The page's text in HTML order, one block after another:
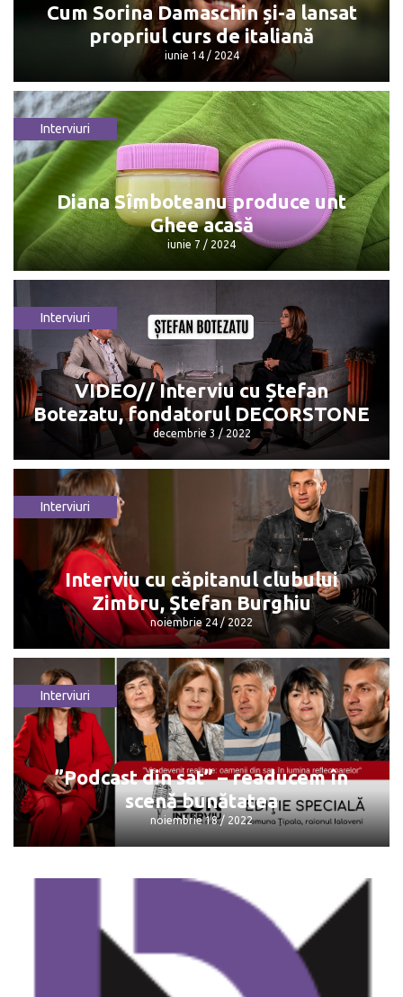
Cum Sorina Damaschin și-a lansat
propriul curs de italiană
iunie 14 / 2024
Cum Sorina Damaschin și-a lansat
propriul curs de italiană
iunie 14 / 2024
Interviuri
Diana Sîmboteanu produce unt
Ghee acasă
iunie 7 / 2024
Diana Sîmboteanu produce unt Ghee
acasă
iunie 7 / 2024
Interviuri
VIDEO// Interviu cu Ștefan
Botezatu, fondatorul DECORSTONE
decembrie 3 / 2022
VIDEO// Interviu cu Ștefan Botezatu,
fondatorul DECORSTONE
decembrie 3 / 2022
Interviuri
Interviu cu căpitanul clubului
Zimbru, Ștefan Burghiu
noiembrie 24 / 2022
Interviu cu căpitanul clubului Zimbru,
Ștefan Burghiu
noiembrie 24 / 2022
Interviuri
”Podcast din sat” – readucem în
scenă bunătatea
noiembrie 18 / 2022
”Podcast din sat” – readucem în scenă
noiembrie 18 / 2022